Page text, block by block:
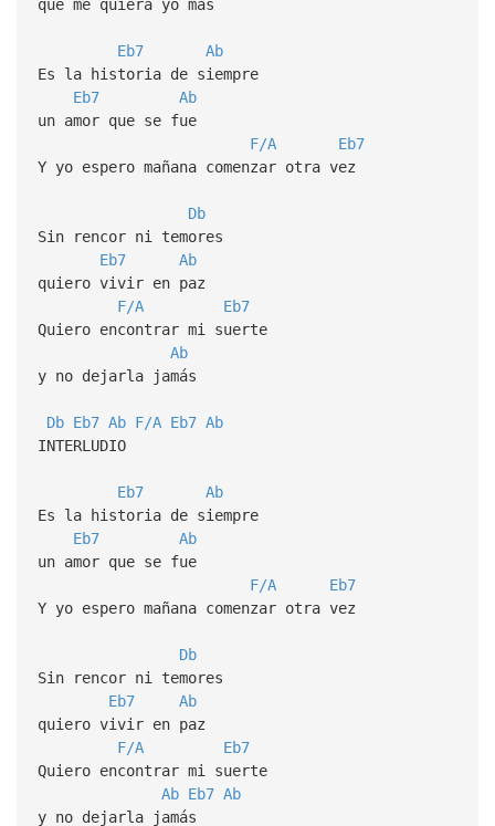
que me quiera yo más
Eb7
Ab
Es la historia de siempre
Eb7
Ab
un amor que se fue
F/A
Eb7
Y yo espero mañana comenzar otra vez
Db
Sin rencor ni temores
Eb7
Ab
quiero vivir en paz
F/A
Eb7
Quiero encontrar mi suerte
Ab
y no dejarla jamás
Db Eb7 Ab F/A Eb7 Ab
INTERLUDIO
Eb7
Ab
Es la historia de siempre
Eb7
Ab
un amor que se fue
F/A
Eb7
Y yo espero mañana comenzar otra vez
Db
Sin rencor ni temores
Eb7
Ab
quiero vivir en paz
F/A
Eb7
Quiero encontrar mi suerte
Ab Eb7 Ab
y no dejarla jamás